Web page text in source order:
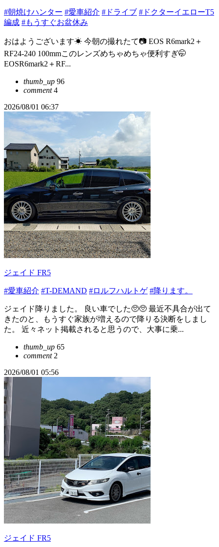
#朝焼けハンター #愛車紹介 #ドライブ #ドクターイエローT5
編成 #もうすぐお盆休み
おはようございます☀ 今朝の撮れたて📷️ EOS R6mark2＋
RF24-240 100mmこのレンズめちゃめちゃ便利すぎ🤭
EOSR6mark2＋RF...
thumb_up 96
comment4
2026/08/01 06:37
ジェイド FR5
#愛車紹介 #T-DEMAND #ロルフハルトゲ #降ります。
ジェイド降りました。 良い車でした🥺🥺 最近不具合が出て
きたのと、もうすぐ家族が増えるので降りる決断をしまし
た。 近々ネット掲載されると思うので、大事に乗...
thumb_up 65
comment2
2026/08/01 05:56
ジェイド FR5